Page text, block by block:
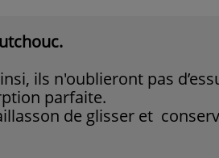
ils n'oublieront pas
parfaite.
de glisser et